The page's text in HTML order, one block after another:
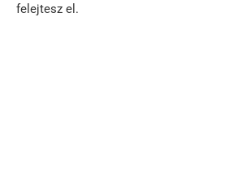
felejtesz el.